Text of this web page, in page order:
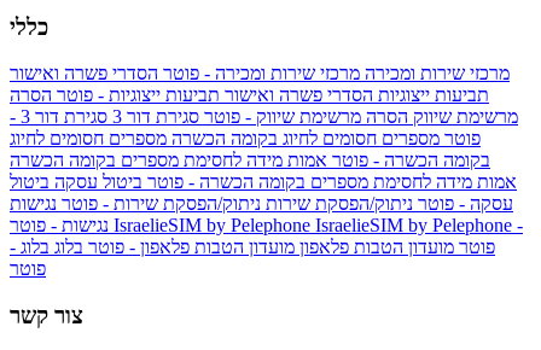
כללי
מרכזי שירות ומכירה מרכזי שירות ומכירה - פוטר הסדרי פשרה ואישור
תביעות ייצוגיות הסדרי פשרה ואישור תביעות ייצוגיות - פוטר הסרה
מרשימת שיווק הסרה מרשימת שיווק - פוטר סגירת דור 3
סגירת דור 3 -
פוטר מספרים חסומים לחיוג בקומה הכשרה מספרים חסומים לחיוג
בקומה הכשרה - פוטר אמות מידה לחסימת מספרים בקומה הכשרה
אמות מידה לחסימת מספרים בקומה הכשרה - פוטר ביטול עסקה ביטול
עסקה - פוטר ניתוק/הפסקת שירות ניתוק/הפסקת שירות - פוטר נגישות
IsraelieSIM by Pelephone IsraelieSIM by Pelephone -
פוטר מועדון הטבות פלאפון מועדון הטבות פלאפון - פוטר בלוג בלוג -
פוטר
צור קשר